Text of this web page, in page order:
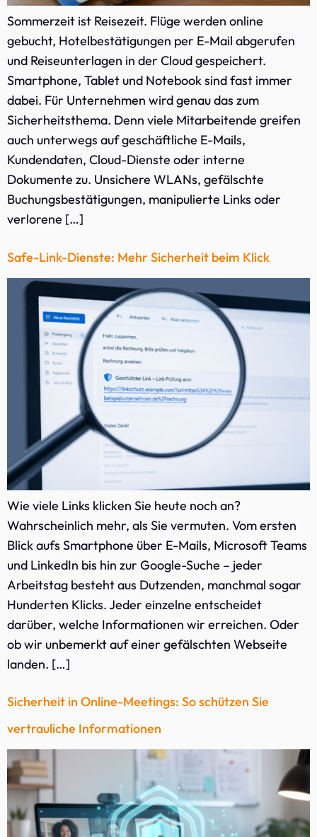
Sommerzeit ist Reisezeit. Flüge werden online
gebucht, Hotelbestätigungen per E-Mail abgerufen
und Reiseunterlagen in der Cloud gespeichert.
Smartphone, Tablet und Notebook sind fast immer
dabei. Für Unternehmen wird genau das zum
Sicherheitsthema. Denn viele Mitarbeitende greifen
auch unterwegs auf geschäftliche E-Mails,
Kundendaten, Cloud-Dienste oder interne
Dokumente zu. Unsichere WLANs, gefälschte
Buchungsbestätigungen, manipulierte Links oder
verlorene […]
Safe-Link-Dienste: Mehr Sicherheit beim Klick
Wie viele Links klicken Sie heute noch an?
Wahrscheinlich mehr, als Sie vermuten. Vom ersten
Blick aufs Smartphone über E-Mails, Microsoft Teams
und LinkedIn bis hin zur Google-Suche – jeder
Arbeitstag besteht aus Dutzenden, manchmal sogar
Hunderten Klicks. Jeder einzelne entscheidet
darüber, welche Informationen wir erreichen. Oder
ob wir unbemerkt auf einer gefälschten Webseite
landen. […]
Sicherheit in Online-Meetings: So schützen Sie
vertrauliche Informationen